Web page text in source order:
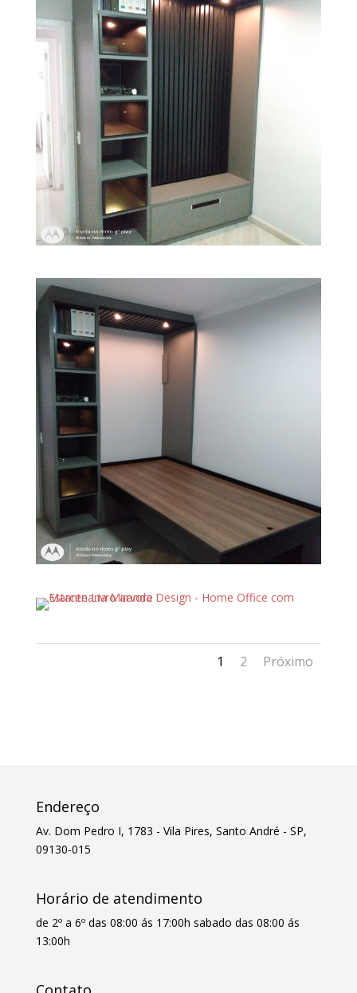
1 2 Próximo
Endereço
Av. Dom Pedro I, 1783 - Vila Pires, Santo André - SP,
09130-015
Horário de atendimento
de 2º a 6º das 08:00 ás 17:00h sabado das 08:00 ás
13:00h